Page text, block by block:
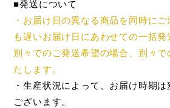
■発送について
・お届け日の異なる商品を同時に
も遅いお届け日にあわせての一括発
別々でのご発送希望の場合、別々
たします。
・生産状況によって、お届け時期
ございます。